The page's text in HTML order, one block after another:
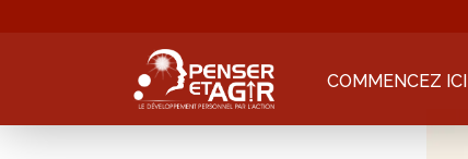
COMMENCEZ ICI